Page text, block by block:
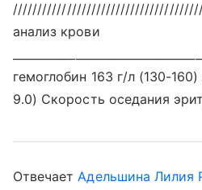
анализ крови
гемоглобин 163 г/л (130-
9.0) Скорость оседания
ОтвечаетАдельшина Лилия